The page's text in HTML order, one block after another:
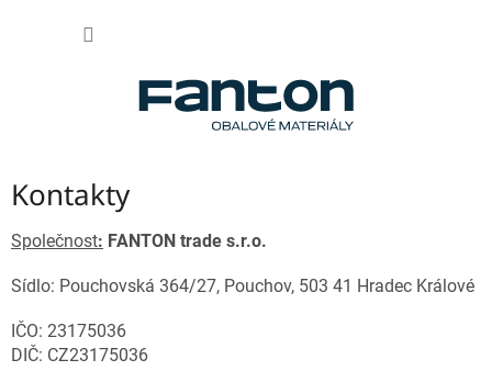
Kontakty
Společnost: FANTON trade s.r.o.
Sídlo: Pouchovská 364/27, Pouchov, 503 41 Hradec Králové
IČO: 23175036
DIČ: CZ23175036